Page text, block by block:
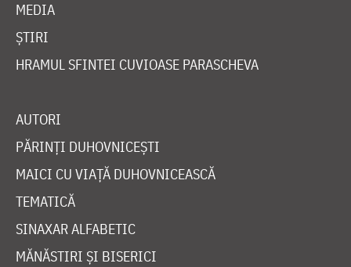
MEDIA
ȘTIRI
HRAMUL SFINTEI CUVIOASE PARASCHEVA
AUTORI
PĂRINȚI DUHOVNICEȘTI
MAICI CU VIAȚĂ DUHOVNICEASCĂ
TEMATICĂ
SINAXAR ALFABETIC
MĂNĂSTIRI ȘI BISERICI